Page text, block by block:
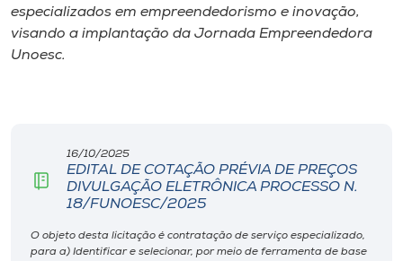
A+
especializados em empreendedorismo e inovação,
visando a implantação da Jornada Empreendedora
Unoesc.
16/10/2025
EDITAL DE COTAÇÃO PRÉVIA DE PREÇOS
DIVULGAÇÃO ELETRÔNICA PROCESSO N.
18/FUNOESC/2025
O objeto desta licitação é contratação de serviço especializado,
para a) Identificar e selecionar, por meio de ferramenta de base